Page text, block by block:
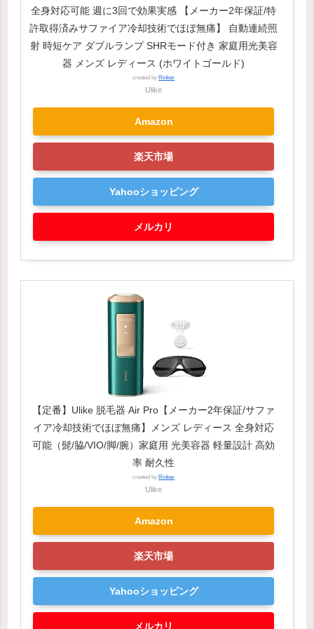
全身対応可能 週に3回で効果実感 【メーカー2年保証/特
許取得済みサファイア冷却技術でほぼ無痛】 自動連続照
射 時短ケア ダブルランプ SHRモード付き 家庭用光美容
器 メンズ レディース (ホワイトゴールド)
created by Rinker
Ulike
Amazon
楽天市場
Yahooショッピング
メルカリ
【定番】Ulike 脱毛器 Air Pro【メーカー2年保証/サファ
イア冷却技術でほぼ無痛】メンズ レディース 全身対応
可能（髭/脇/VIO/脚/腕）家庭用 光美容器 軽量設計 高効
率 耐久性
created by Rinker
Ulike
Amazon
楽天市場
Yahooショッピング
メルカリ